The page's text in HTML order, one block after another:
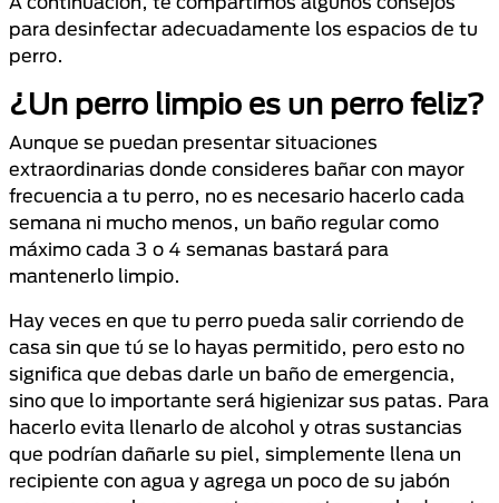
para desinfectar adecuadamente los espacios de tu
perro.
¿Un perro limpio es un perro feliz?
Aunque se puedan presentar situaciones
extraordinarias donde consideres bañar con mayor
frecuencia a tu perro, no es necesario hacerlo cada
semana ni mucho menos, un baño regular como
máximo cada 3 o 4 semanas bastará para
mantenerlo limpio.
Hay veces en que tu perro pueda salir corriendo de
casa sin que tú se lo hayas permitido, pero esto no
significa que debas darle un baño de emergencia,
sino que lo importante será higienizar sus patas. Para
hacerlo evita llenarlo de alcohol y otras sustancias
que podrían dañarle su piel, simplemente llena un
recipiente con agua y agrega un poco de su jabón